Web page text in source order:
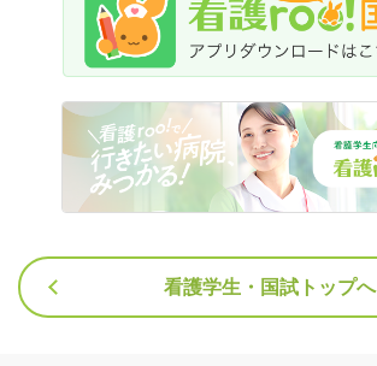
看護学生・国試トップへ